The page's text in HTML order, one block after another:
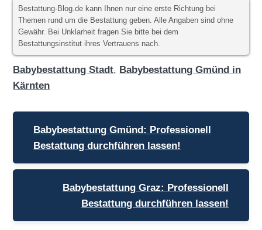
Bestattung-Blog.de kann Ihnen nur eine erste Richtung bei
Themen rund um die Bestattung geben. Alle Angaben sind ohne
Gewähr. Bei Unklarheit fragen Sie bitte bei dem
Bestattungsinstitut ihres Vertrauens nach.
Babybestattung Stadt, Babybestattung Gmünd in
Kärnten
Beitragsnavigation
Babybestattung Gmünd: Professionell
Bestattung durchführen lassen!
Babybestattung Graz: Professionell
Bestattung durchführen lassen!